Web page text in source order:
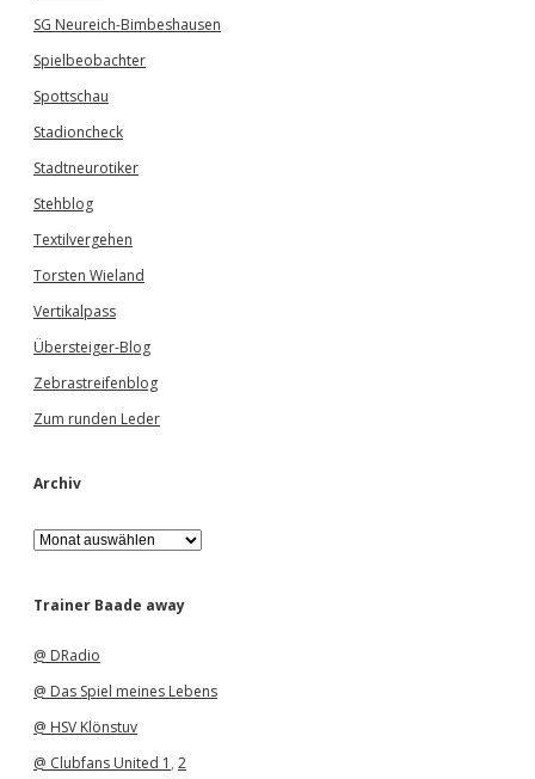
SG Neureich-Bimbeshausen
Spielbeobachter
Spottschau
Stadioncheck
Stadtneurotiker
Stehblog
Textilvergehen
Torsten Wieland
Vertikalpass
Übersteiger-Blog
Zebrastreifenblog
Zum runden Leder
Archiv
A
r
h
Trainer Baade away
@ DRadio
@ Das Spiel meines Lebens
@ HSV Klönstuv
@ Clubfans United 1 , 2